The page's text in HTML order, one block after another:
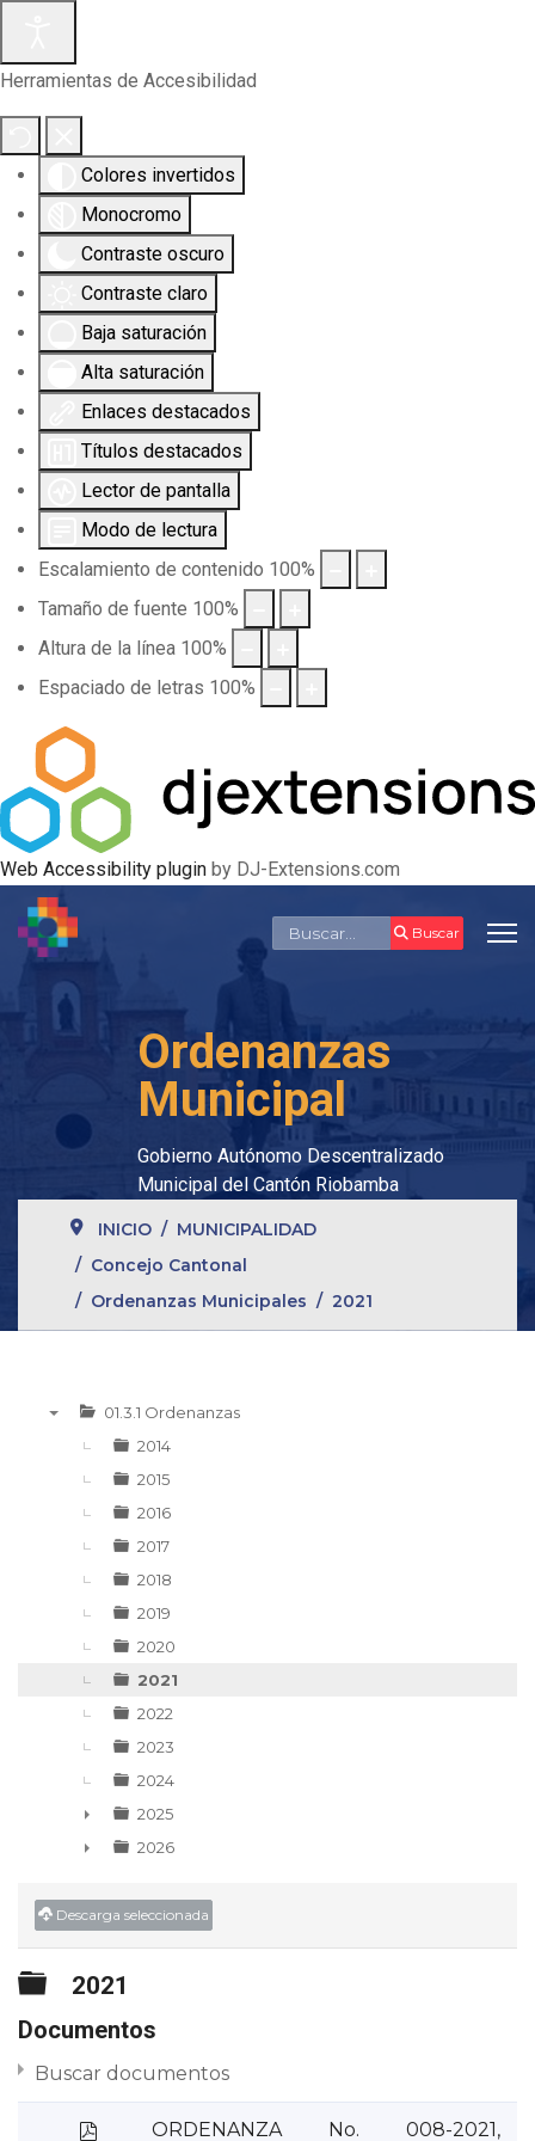
Herramientas de Accesibilidad
Colores invertidos
Monocromo
Contraste oscuro
Contraste claro
Baja saturación
Alta saturación
Enlaces destacados
Títulos destacados
Lector de pantalla
Modo de lectura
Escalamiento de contenido 100%
Tamaño de fuente 100%
Altura de la línea 100%
Espaciado de letras 100%
Web Accessibility plugin by DJ-Extensions.com
Buscar Buscar
Ordenanzas
Municipal
Gobierno Autónomo Descentralizado
Municipal del Cantón Riobamba
INICIO
MUNICIPALIDAD
Concejo Cantonal
Ordenanzas Municipales
2021
01.3.1 Ordenanzas
2014
2015
2016
2017
2018
2019
2020
2021
2022
2023
2024
►
2025
2026
Descarga seleccionada
Carpeta
2021
Documentos
Buscar documentos
pORDENANZA No. 008-2021,